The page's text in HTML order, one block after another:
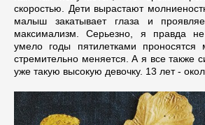
скоростью. Дети вырастают
малыш закатывает глаза и
максимализм. Серьезно, я правда
умело годы пятилетками
стремительно меняется. А я все также
уже такую высокую девочку. 13 лет -